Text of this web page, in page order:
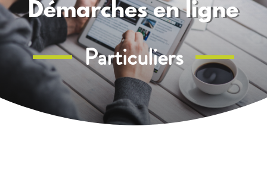
Démarches en ligne
Particuliers